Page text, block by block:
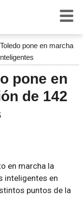
pone en marcha
pone en
de 142
en marcha la
inteligentes en
puntos de la